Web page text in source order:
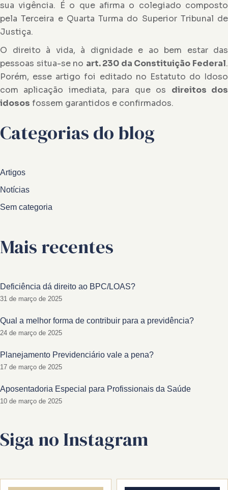
sua vigência. É o que afirma o colegiado composto
pela Terceira e Quarta Turma do Superior Tribunal de
Justiça.
O direito à vida, à dignidade e ao bem estar das
pessoas situa-se no art. 230 da Constituição Federal.
Porém, esse artigo foi editado no Estatuto do Idoso
com aplicação imediata, para que os direitos dos
idosos fossem garantidos e confirmados.
Categorias do blog
Artigos
Notícias
Sem categoria
Mais recentes
Deficiência dá direito ao BPC/LOAS?
31 de março de 2025
Qual a melhor forma de contribuir para a previdência?
24 de março de 2025
Planejamento Previdenciário vale a pena?
17 de março de 2025
Aposentadoria Especial para Profissionais da Saúde
10 de março de 2025
Siga no Instagram